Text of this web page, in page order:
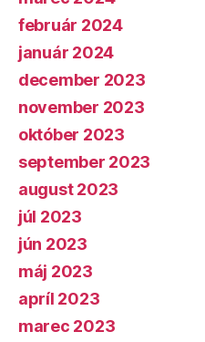
február 2024
január 2024
december 2023
november 2023
október 2023
september 2023
august 2023
júl 2023
jún 2023
máj 2023
apríl 2023
marec 2023